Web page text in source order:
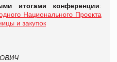
итогами конференции:
Национального Проекта
и закупок